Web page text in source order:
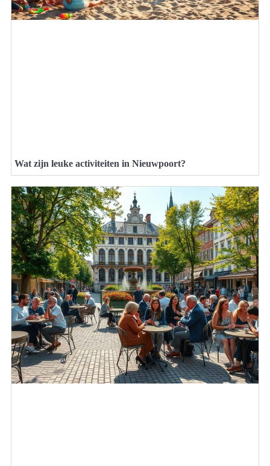
Wat zijn leuke activiteiten in Nieuwpoort?